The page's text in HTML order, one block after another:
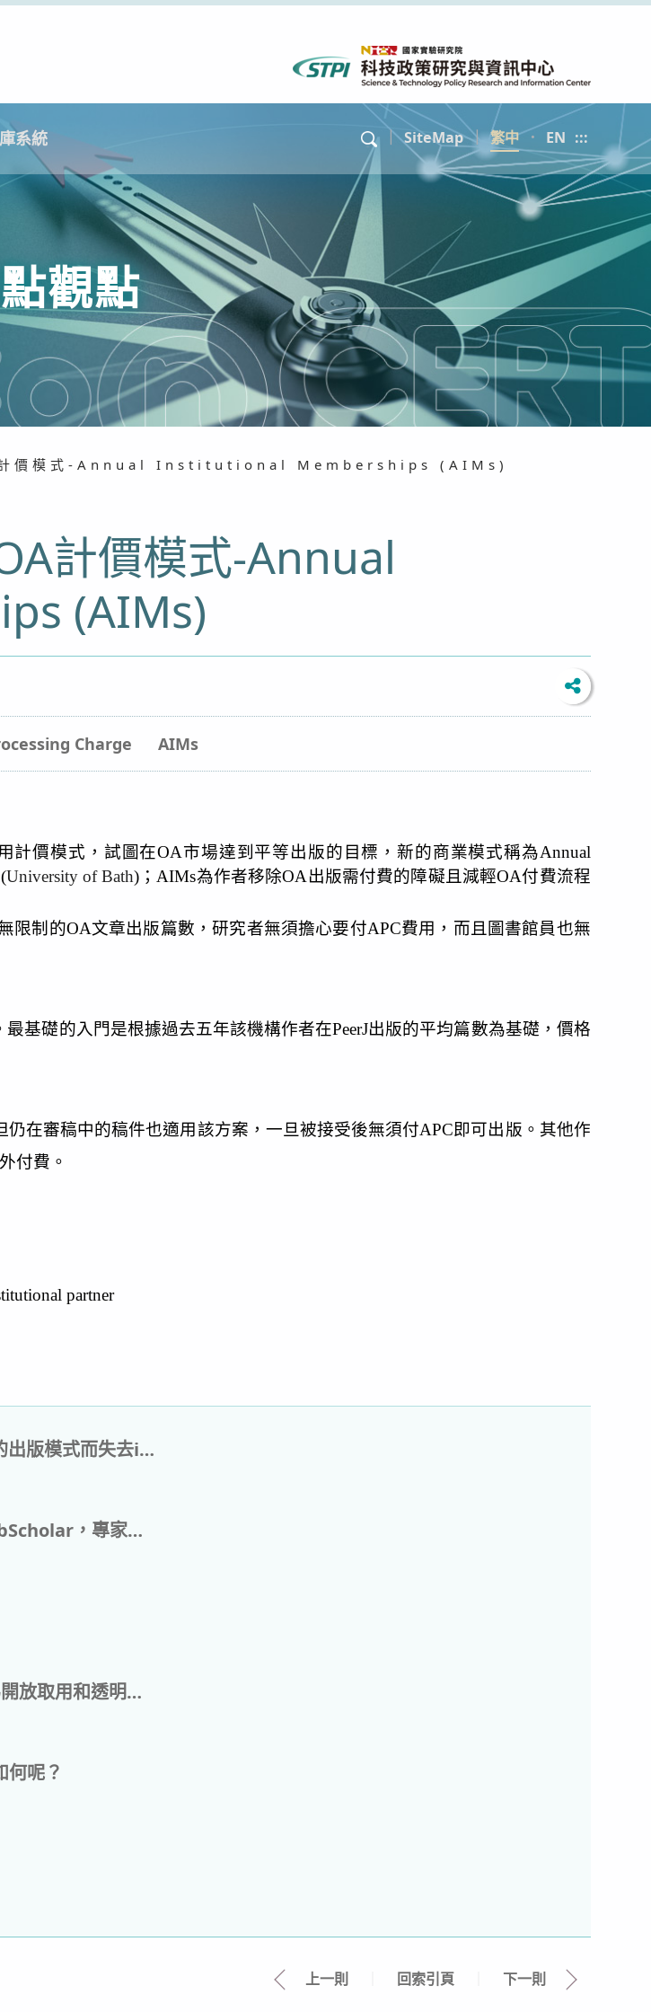
系統 ｜SiteMap｜繁中． EN :::
觀點
計價模式-Annual Institutional Memberships (AIMs)
計價模式-Annual
(AIMs)
Charge AIMs
計價模式，試圖在OA市場達到平等出版的目標，新的商業模式稱為Annual
University of Bath)；AIMs為作者移除OA出版需付費的障礙且減輕OA付費流程
限制的OA文章出版篇數，研究者無須擔心要付APC費用，而且圖書館員也無
基礎的入門是根據過去五年該機構作者在PeerJ出版的平均篇數為基礎，價格
在審稿中的稿件也適用該方案，一旦被接受後無須付APC即可出版。其他作
付費。
partner
OA期刊《eLife》將因有爭議的出版模式而失去impact factor
中國推出新的開放取用平台PubScholar，專家對此表示存疑，認為現有資料庫訂購模式的主導地位不太可能很快受到挑戰
DEAL第一份轉型協議成效：為開放取用和透明度開闢道路
何呢？
上一則 回索引頁 下一則